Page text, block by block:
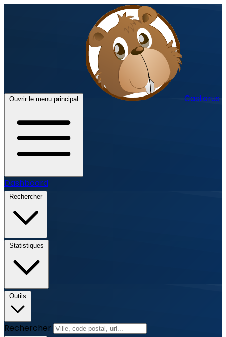
Ouvrir le menu principal Castorus
Dashboard
Rechercher
Statistiques
Outils
Rechercher